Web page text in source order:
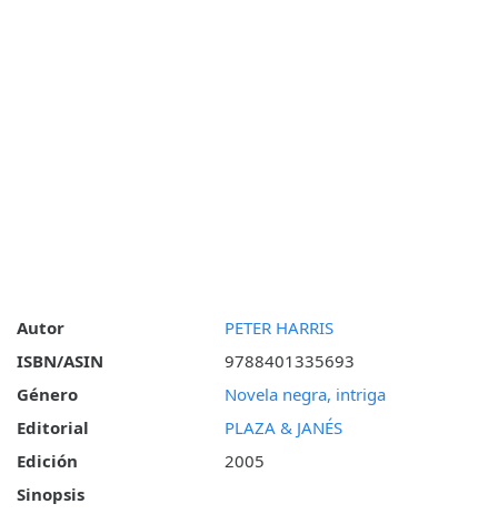
Autor
PETER HARRIS
ISBN/ASIN
9788401335693
Género
Novela negra, intriga
Editorial
PLAZA & JANÉS
Edición
2005
Sinopsis